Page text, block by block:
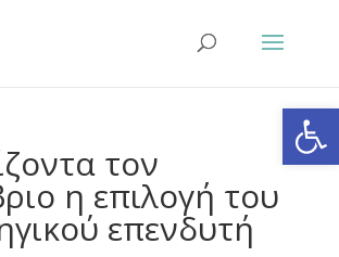
τον
η επιλογή του
επενδυτή